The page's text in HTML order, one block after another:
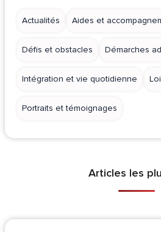
Actualités Aides et
Défis et obstacles Démarches
Intégration et vie quotidienne
Portraits et témoignages
Articles les